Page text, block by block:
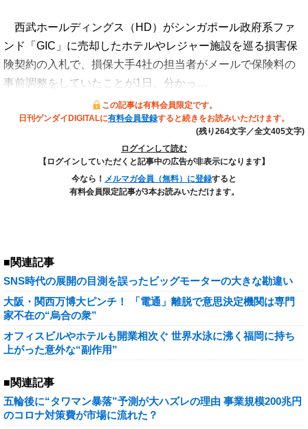
西武ホールディングス（HD）がシンガポール政府系ファ
ンド「GIC」に売却したホテルやレジャー施設を巡る損害保
険契約の入札で、損保大手4社の担当者がメールで保険料の
事前調整をしていたことが1日、分かっ…
この記事は有料会員限定です。
日刊ゲンダイDIGITALに有料会員登録すると続きをお読みいただけます。
(残り264文字／全文405文字)
ログインして読む
【ログインしていただくと記事中の広告が非表示になります】
今なら！ メルマガ会員（無料）に登録すると
有料会員限定記事が3本お読みいただけます。
■関連記事
SNS時代の展開の目測を誤ったビッグモーターの大きな勘違い
大阪・関西万博大ピンチ！ 「電通」離脱で意思決定機関は専門
家不在の“烏合の衆”
オフィスビルやホテルも開業相次ぐ 世界水泳に沸く福岡に持ち
上がった意外な“副作用”
■関連記事
五輪後に“タワマン暴落”予測が大ハズレの理由 事業規模200兆円
のコロナ対策費が市場に流れた？